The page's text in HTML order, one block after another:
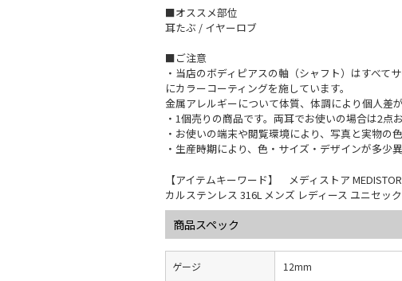
■オススメ部位
耳たぶ / イヤーロブ
■ご注意
・当店のボディピアスの軸（シャフト）はすべ
にカラーコーティングを施しています。
金属アレルギーについて体質、体調により個人差
・1個売りの商品です。両耳でお使いの場合は2点
・お使いの端末や閲覧環境により、写真と実物の
・生産時期により、色・サイズ・デザインが多少
【アイテムキーワード】 メディストア
カルステンレス 316L メンズ レディース ユニセッ
商品スペック
ゲージ 12mm